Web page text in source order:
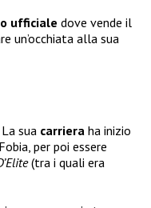
ufficiale dove vende il
un’occhiata alla sua
sua carriera ha inizio
per poi essere
(tra i quali era